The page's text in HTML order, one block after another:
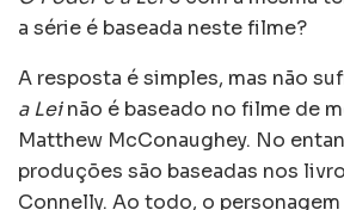
a série é baseada neste filme?
A resposta é simples, mas não
a Leinão é baseado no filme de
Matthew McConaughey. No
produções são baseadas nos
Connelly. Ao todo, o